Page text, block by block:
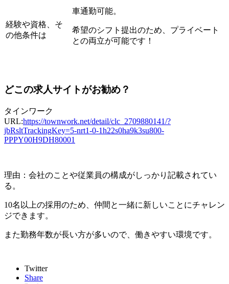
経験や資格、そ
の他条件は
車通勤可能。
希望のシフト提出のため、プライベート
との両立が可能です！
どこの求人サイトがお勧め？
タインワーク
URL:https://townwork.net/detail/clc_2709880141/?
jbRsltTrackingKey=5-nrt1-0-1h22s0ha9k3su800-
PPPY00H9DH80001
理由：会社のことや従業員の構成がしっかり記載されてい
る。
10名以上の採用のため、仲間と一緒に新しいことにチャレン
ジできます。
また勤務年数が長い方が多いので、働きやすい環境です。
Twitter
Share